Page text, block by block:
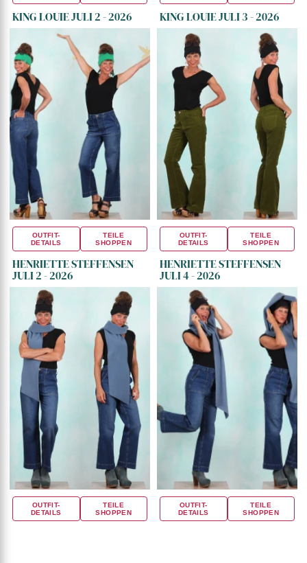
KING LOUIE JULI 2 - 2026
OUTFIT-
DETAILS
TEILE
SHOPPEN
KING LOUIE JULI 3 - 2026
OUTFIT-
DETAILS
TEILE
SHOPPEN
HENRIETTE STEFFENSEN
JULI 2 - 2026
OUTFIT-
DETAILS
TEILE
SHOPPEN
HENRIETTE STEFFENSEN
JULI 4 - 2026
OUTFIT-
DETAILS
TEILE
SHOPPEN